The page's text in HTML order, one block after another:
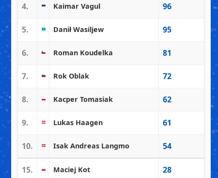
4. Kaimar Vagul 96
5. Danił Wasiljew 95
6. Roman Koudelka 81
7. Rok Oblak 72
8. Kacper Tomasiak 62
9. Lukas Haagen 61
10. Isak Andreas Langmo 54
15. Maciej Kot 28